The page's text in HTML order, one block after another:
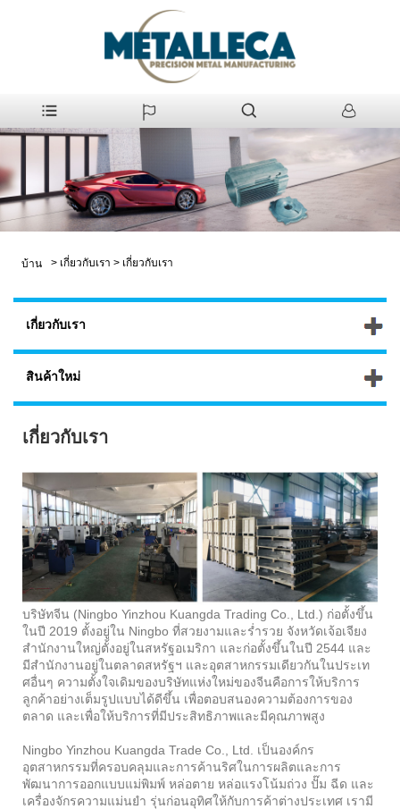
บ้าน > เกี่ยวกับเรา > เกี่ยวกับเรา
เกี่ยวกับเรา
สินค้าใหม่
เกี่ยวกับเรา
บริษัทจีน (Ningbo Yinzhou Kuangda Trading Co., Ltd.) ก่อตั้งขึ้น
ในปี 2019 ตั้งอยู่ใน Ningbo ที่สวยงามและร่ำรวย จังหวัดเจ้อเจียง
สำนักงานใหญ่ตั้งอยู่ในสหรัฐอเมริกา และก่อตั้งขึ้นในปี 2544 และ
มีสำนักงานอยู่ในตลาดสหรัฐฯ และอุตสาหกรรมเดียวกันในประเท
ศอื่นๆ ความตั้งใจเดิมของบริษัทแห่งใหม่ของจีนคือการให้บริการ
ลูกค้าอย่างเต็มรูปแบบได้ดีขึ้น เพื่อตอบสนองความต้องการของ
ตลาด และเพื่อให้บริการที่มีประสิทธิภาพและมีคุณภาพสูง
Ningbo Yinzhou Kuangda Trade Co., Ltd. เป็นองค์กร
อุตสาหกรรมที่ครอบคลุมและการค้านริศในการผลิตและการ
พัฒนาการออกแบบแม่พิมพ์ หล่อตาย หล่อแรงโน้มถ่วง ปั๊ม ฉีด และ
เครื่องจักรความแม่นยำ รุ่นก่อนอุทิศให้กับการค้าต่างประเทศ เรามี